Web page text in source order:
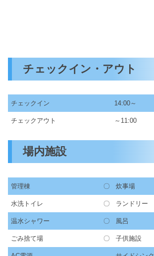
チェックイン・アウト
チェックイン 14:00～
チェックアウト ～11:00
場内施設
管理棟 〇 炊事場
水洗トイレ 〇 ランドリー
温水シャワー 〇 風呂
ごみ捨て場 〇 子供施設